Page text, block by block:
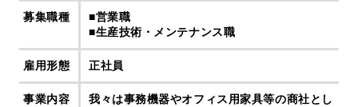
募集職種
■営業職
■生産技術・メンテナンス職
雇用形態 正社員
事業内容
我々は事務機器やオフィス用家具等の商社とし